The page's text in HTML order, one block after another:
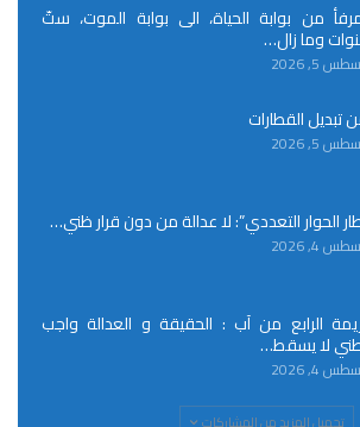
من بوابة الحياة، الى بوابة الموت، ستّ
وما زال…
5, 2026
تبديل القطارات
5, 2026
الحوار التعددي”: لا عدالة من دون قرار ظني…
4, 2026
الرابع من آب : الحقيقة و العدالة واجب
لا يسقط…
4, 2026